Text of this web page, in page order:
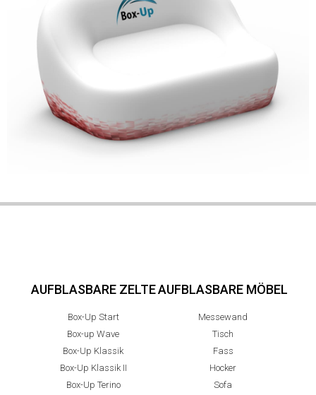
AUFBLASBARE ZELTE
Box-Up Start
Box-up Wave
Box-Up Klassik
Box-Up Klassik II
Box-Up Terino
AUFBLASBARE MÖBEL
Messewand
Tisch
Fass
Hocker
Sofa